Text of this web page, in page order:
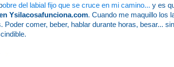
obre del labial fijo que se cruce en mi camino... y es
Ysilacosafunciona.com. Cuando me maquillo los
comer, beber, hablar durante horas, besar...